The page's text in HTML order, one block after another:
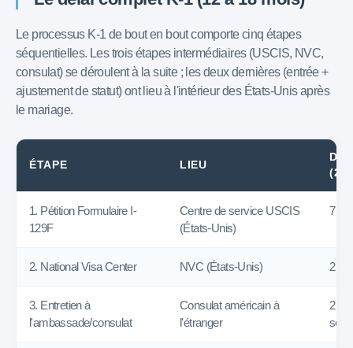
Le processus K-1 de bout en bout comporte cinq étapes
séquentielles. Les trois étapes intermédiaires (USCIS, NVC,
consulat) se déroulent à la suite ; les deux dernières (entrée +
ajustement de statut) ont lieu à l'intérieur des États-Unis après
le mariage.
ÉTAPE LIEU
1. Pétition Formulaire I-
129F
Centre de service USCIS
(États-Unis)
7 à
2. National Visa Center NVC (États-Unis) 2 à
3. Entretien à
l'ambassade/consulat
Consulat américain à
l'étranger
2 à